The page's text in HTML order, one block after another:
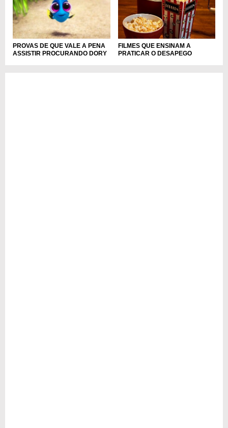
PROVAS DE QUE VALE A PENA
ASSISTIR PROCURANDO DORY
FILMES QUE ENSINAM A
PRATICAR O DESAPEGO